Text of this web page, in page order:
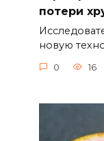
потери
новую
0 16